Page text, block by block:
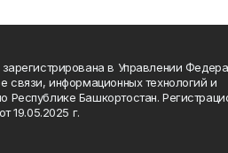
в Управлении
связи, информационных технологий и
Республике Башкортостан.
19.05.2025 г.